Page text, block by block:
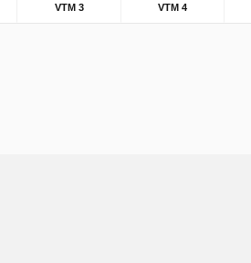
VTM 3 VTM 4